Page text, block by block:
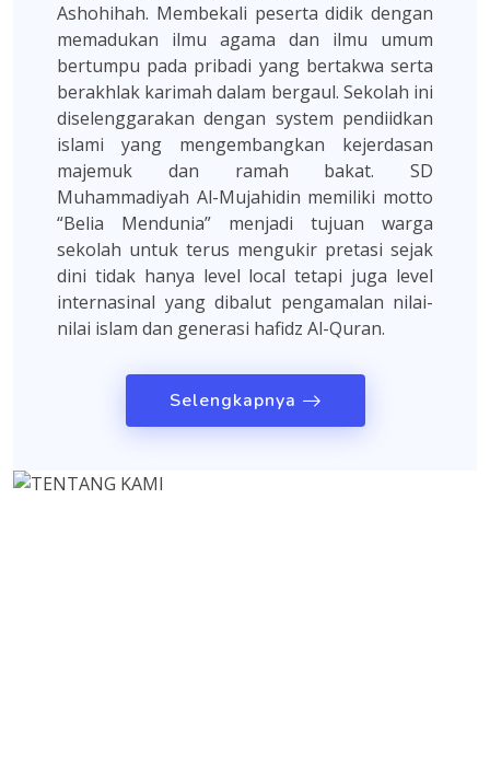
Ashohihah. Membekali peserta didik dengan
memadukan ilmu agama dan ilmu umum
bertumpu pada pribadi yang bertakwa serta
berakhlak karimah dalam bergaul. Sekolah ini
diselenggarakan dengan system pendiidkan
islami yang mengembangkan kejerdasan
majemuk dan ramah bakat. SD
Muhammadiyah Al-Mujahidin memiliki motto
“Belia Mendunia” menjadi tujuan warga
sekolah untuk terus mengukir pretasi sejak
dini tidak hanya level local tetapi juga level
internasinal yang dibalut pengamalan nilai-
nilai islam dan generasi hafidz Al-Quran.
Selengkapnya